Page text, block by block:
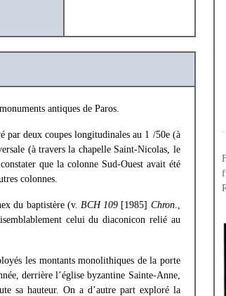
antiques de Paros.
deux coupes longitudinales au 1 /50e (à
(à travers la chapelle Saint-Nicolas, le
que la colonne Sud-Ouest avait été
colonnes.
du baptistère (v.BCH 109 [1985] Chron.,
celui du diaconicon relié au
les montants monolithiques de la porte
derrière l’église byzantine Sainte-Anne,
sa hauteur. On a d’autre part exploré la